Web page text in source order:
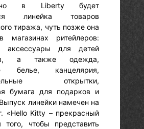
в Liberty будет
линейка товаров
тиража, чуть позже она
магазинах ритейлеров:
для детей
а также одежда,
белье, канцелярия,
открытки,
бумага для подарков и
линейки намечен на
«Hello Kitty – прекрасный
чтобы представить